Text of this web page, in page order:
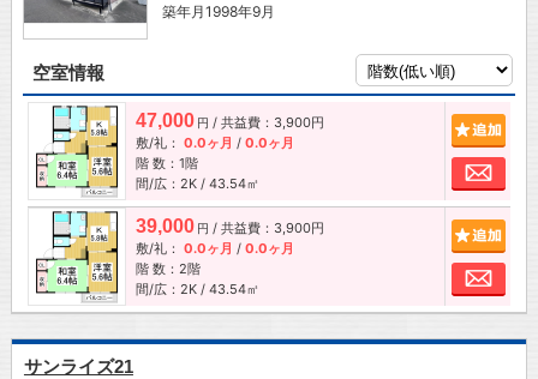
築年月1998年9月
空室情報
47,000 円 / 共益費：3,900円
敷/礼： 0.0ヶ月 / 0.0ヶ月
階 数：1階
間/広：2K / 43.54㎡
お
39,000 円 / 共益費：3,900円
敷/礼： 0.0ヶ月 / 0.0ヶ月
階 数：2階
間/広：2K / 43.54㎡
お
サンライズ21